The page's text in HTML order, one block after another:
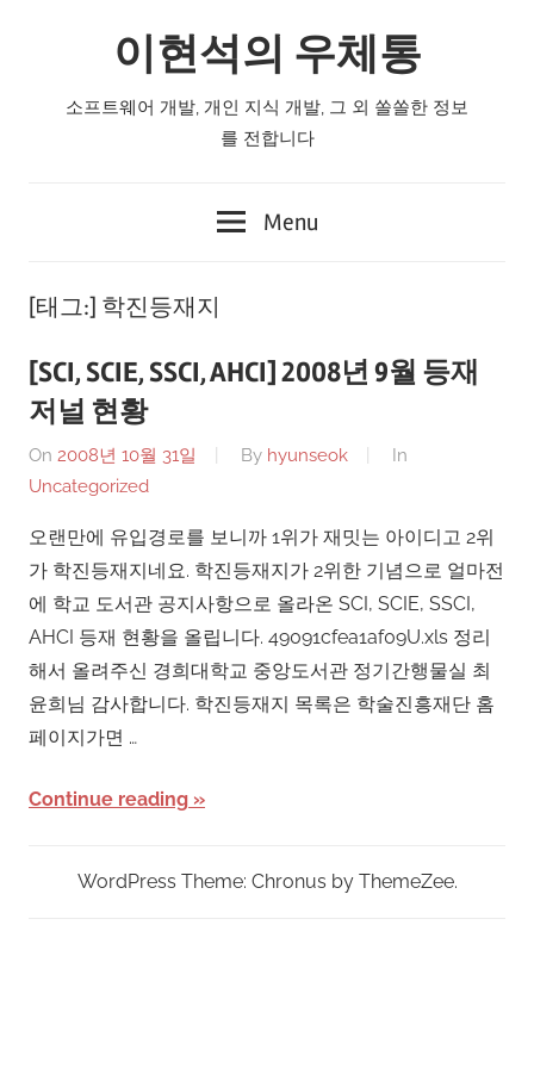
이현석의 우체통
소프트웨어 개발, 개인 지식 개발, 그 외 쏠쏠한 정보
를 전합니다
Menu
[태그:] 학진등재지
[SCI, SCIE, SSCI, AHCI] 2008년 9월 등재
저널 현황
On 2008년 10월 31일 By hyunseok
In
Uncategorized
오랜만에 유입경로를 보니까 1위가 재밋는 아이디고 2위
가 학진등재지네요. 학진등재지가 2위한 기념으로 얼마전
에 학교 도서관 공지사항으로 올라온 SCI, SCIE, SSCI,
AHCI 등재 현황을 올립니다. 49091cfea1af09U.xls 정리
해서 올려주신 경희대학교 중앙도서관 정기간행물실 최
윤희님 감사합니다. 학진등재지 목록은 학술진흥재단 홈
페이지가면 …
Continue reading
WordPress Theme: Chronus by ThemeZee.